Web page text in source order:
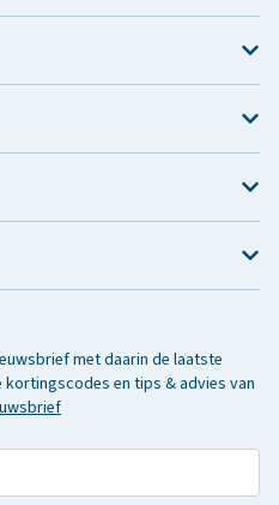
met daarin de laatste
en tips & advies van